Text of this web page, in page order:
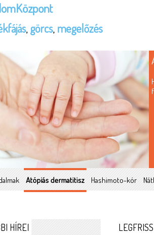
, görcs, megelőzés
Atópiás dermatitisz Hashimoto-kór
HÍREI